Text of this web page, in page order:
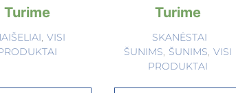
Turime
, VISI
Turime
SKANĖSTAI
ŠUNIMS, ŠUNIMS, VISI
PRODUKTAI